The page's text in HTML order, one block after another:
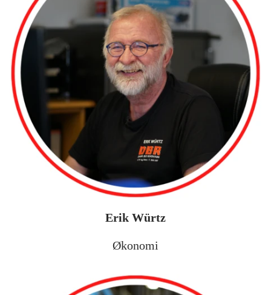
Erik Würtz
Økonomi